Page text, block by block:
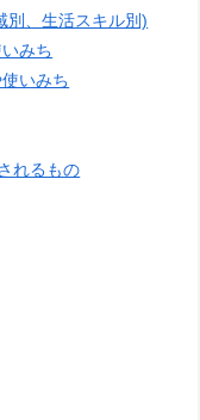
別、生活スキル別)
みち
いみち
れるもの